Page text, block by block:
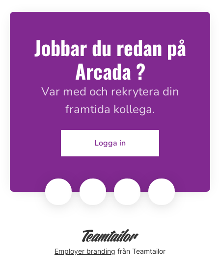
Jobbar du redan på
Arcada ?
Var med och rekrytera din
framtida kollega.
Logga in
Employer branding från Teamtailor